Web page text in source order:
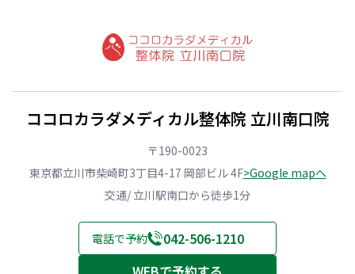
ココロカラダメディカル整体院 立川南口院
〒190-0023
東京都立川市柴崎町3丁目4-17 岡部ビル 4F>Google mapへ
交通/ 立川駅南口から徒歩1分
電話で予約
042-506-1210